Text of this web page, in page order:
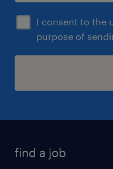
I consent to the
purpose of
find a job